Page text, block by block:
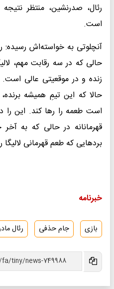
رئال، صدرنشین، منتظر نتیجه
است.
آنچلوتی به خواسته‌اش
حالی که در سه رقابت مهم،
زنده و در موقعیتی عالی است.
حالا که این تیمِ همیشه
است طعمه را رها کند. این را
قهرمانانه در حالی که به
بردهایی که طعم قهرمانی
خبرنامه
بازی جام حذفی رئال